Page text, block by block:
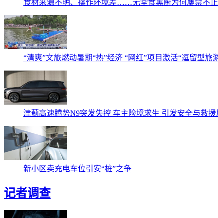
食材来源不明、操作环境差……无堂食黑厨为何屡禁不止
“清爽”文旅燃动暑期“热”经济 “网红”项目激活“逗留型旅
津蓟高速腾势N9突发失控 车主险境求生 引发安全与救援
新小区卖充电车位引安“桩”之争
记者调查